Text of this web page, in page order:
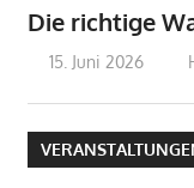
Die richtige
15. Juni 2026